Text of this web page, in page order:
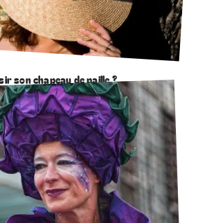
son chapeau de paille ?